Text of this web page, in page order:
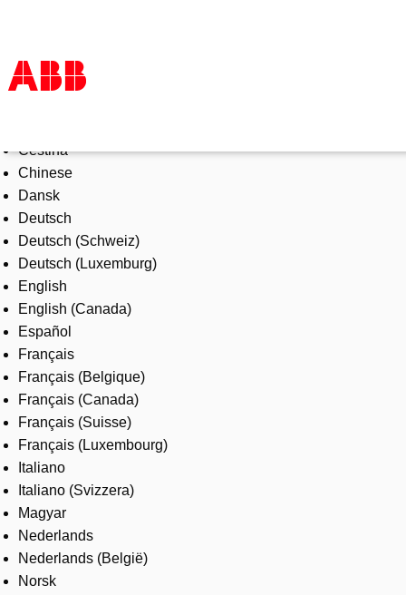
Products & Solutions
Industries
Services
About us
Where to buy
Contact us
Careers
Čeština
Chinese
Dansk
Deutsch
Deutsch (Schweiz)
Deutsch (Luxemburg)
English
English (Canada)
Español
Français
Français (Belgique)
Français (Canada)
Français (Suisse)
Français (Luxembourg)
Italiano
Italiano (Svizzera)
Magyar
Nederlands
Nederlands (België)
Norsk